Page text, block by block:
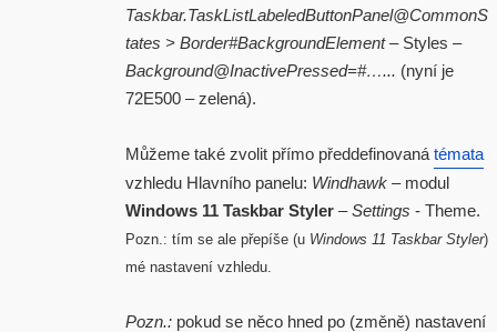
Taskbar.TaskListLabeledButtonPanel@CommonS
tates > Border#BackgroundElement– Styles –
Background@InactivePressed=#…... (nyní je
72E500 – zelená).
Můžeme také zvolit přímo předdefinovaná témata
vzhledu Hlavního panelu: Windhawk– modul
Windows 11 Taskbar Styler–Settings - Theme.
Pozn.: tím se ale přepíše (u Windows 11 Taskbar Styler)
mé nastavení vzhledu.
Pozn.:pokud se něco hned po (změně) nastavení